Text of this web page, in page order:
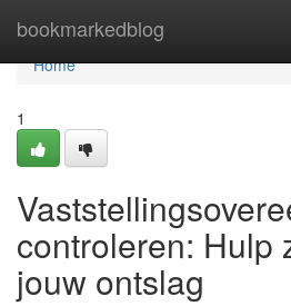
bookmarkedblog
Home
Home
1
controleren: Hulp
jouw ontslag